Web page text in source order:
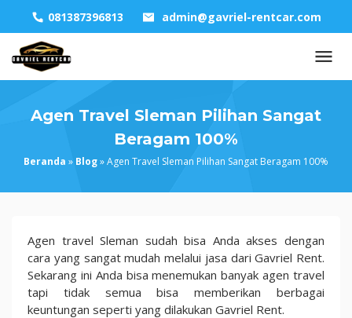
content
081387396813 admin@gavriel-rentcar.com
Agen Travel Sleman Pilihan Sangat
Beragam 100%
Beranda » Blog»Agen Travel Sleman Pilihan Sangat Beragam 100%
Agen
Travel
Sleman
Pilihan
Sangat
Agen travel Sleman sudah bisa Anda akses dengan
cara yang sangat mudah melalui jasa dari Gavriel Rent.
Sekarang ini Anda bisa menemukan banyak agen travel
tapi tidak semua bisa memberikan berbagai
keuntungan seperti yang dilakukan Gavriel Rent.